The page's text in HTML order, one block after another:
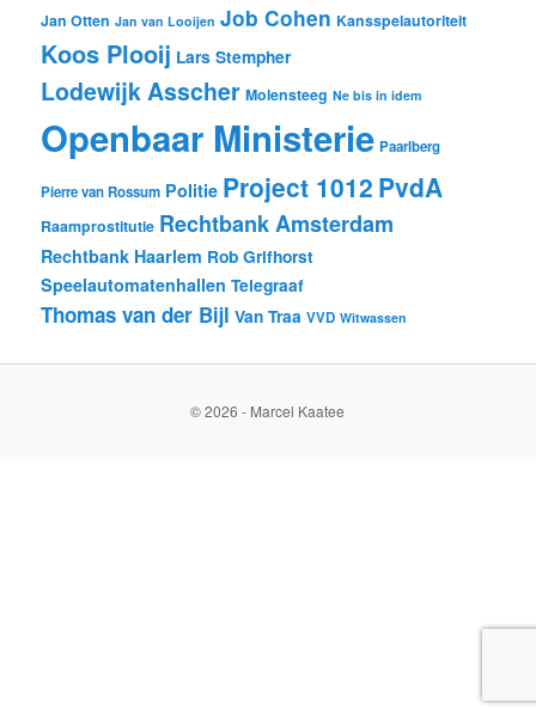
Jan Otten Jan van Looijen Job Cohen Kansspelautoriteit
Koos Plooij Lars Stempher
Lodewijk Asscher Molensteeg Ne bis in idem
Openbaar Ministerie Paarlberg
Pierre van Rossum Politie Project 1012 PvdA
Raamprostitutie Rechtbank Amsterdam
Rechtbank Haarlem Rob Grifhorst
Speelautomatenhallen Telegraaf
Thomas van der Bijl Van Traa VVD Witwassen
© 2026 - Marcel Kaatee